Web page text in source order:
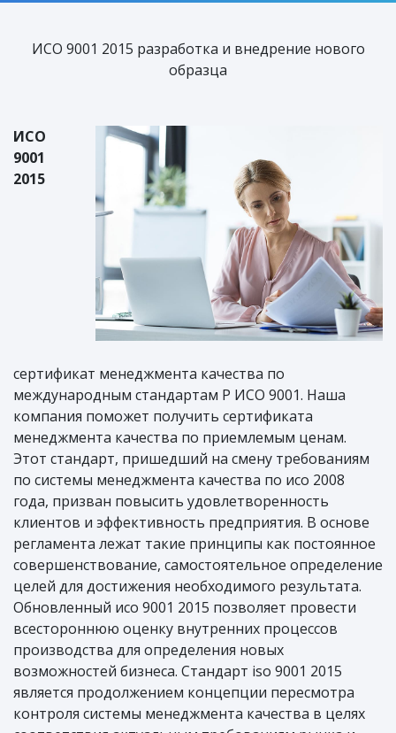
ИСО 9001 2015 разработка и внедрение нового
образца
ИСО
9001
2015
сертификат менеджмента качества по
международным стандартам Р ИСО 9001. Наша
компания поможет получить сертификата
менеджмента качества по приемлемым ценам.
Этот стандарт, пришедший на смену требованиям
по системы менеджмента качества по исо 2008
года, призван повысить удовлетворенность
клиентов и эффективность предприятия. В основе
регламента лежат такие принципы как постоянное
совершенствование, самостоятельное определение
целей для достижения необходимого результата.
Обновленный исо 9001 2015 позволяет провести
всестороннюю оценку внутренних процессов
производства для определения новых
возможностей бизнеса. Стандарт iso 9001 2015
является продолжением концепции пересмотра
контроля системы менеджмента качества в целях